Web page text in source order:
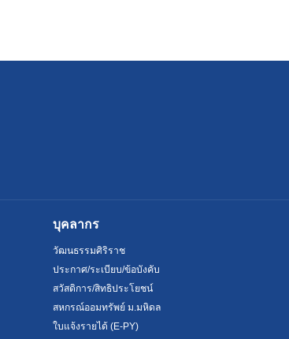
บุคลากร
วัฒนธรรมศิริราช
ประกาศ/ระเบียบ/ข้อบังคับ
สวัสดิการ/สิทธิประโยชน์
สหกรณ์ออมทรัพย์ ม.มหิดล
ใบแจ้งรายได้ (E-PY)